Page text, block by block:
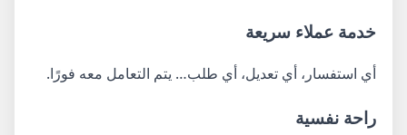
خدمة عملاء سريعة
أي استفسار، أي تعديل، أي طلب… يتم التعامل معه فورًا.
راحة نفسية